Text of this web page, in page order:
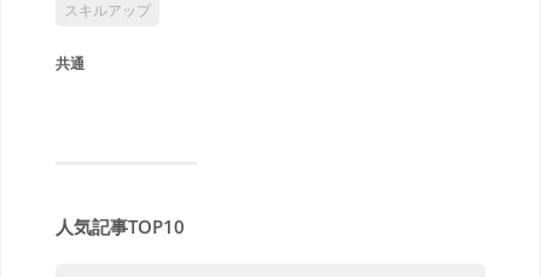
スキルアップ
共通
人気記事TOP10